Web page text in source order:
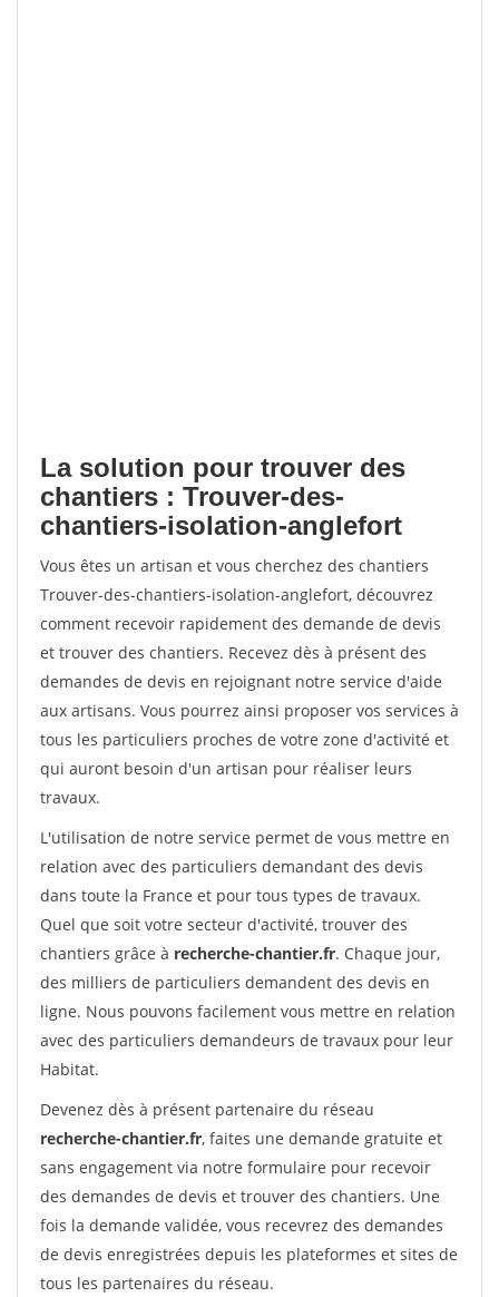
La solution pour trouver des
chantiers : Trouver-des-
chantiers-isolation-anglefort
Vous êtes un artisan et vous cherchez des chantiers
Trouver-des-chantiers-isolation-anglefort, découvrez
comment recevoir rapidement des demande de devis
et trouver des chantiers. Recevez dès à présent des
demandes de devis en rejoignant notre service d'aide
aux artisans. Vous pourrez ainsi proposer vos services à
tous les particuliers proches de votre zone d'activité et
qui auront besoin d'un artisan pour réaliser leurs
travaux.
L'utilisation de notre service permet de vous mettre en
relation avec des particuliers demandant des devis
dans toute la France et pour tous types de travaux.
Quel que soit votre secteur d'activité, trouver des
chantiers grâce à recherche-chantier.fr. Chaque jour,
des milliers de particuliers demandent des devis en
ligne. Nous pouvons facilement vous mettre en relation
avec des particuliers demandeurs de travaux pour leur
Habitat.
Devenez dès à présent partenaire du réseau
recherche-chantier.fr, faites une demande gratuite et
sans engagement via notre formulaire pour recevoir
des demandes de devis et trouver des chantiers. Une
fois la demande validée, vous recevrez des demandes
de devis enregistrées depuis les plateformes et sites de
tous les partenaires du réseau.